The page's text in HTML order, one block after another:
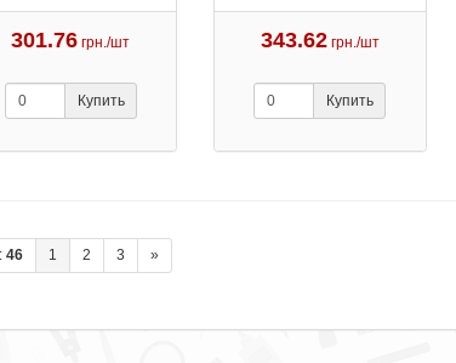
301.76 грн./шт
Купить
343.62 грн./шт
Купить
46 1 2 3 »